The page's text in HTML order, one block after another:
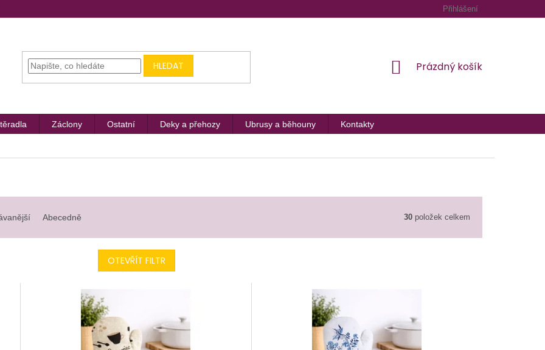
Přihlášení
HLEDAT
NÁKUPNÍ
Prázdný košík
Záclony Ostatní Deky a přehozy Ubrusy a běhouny Kontakty
Abecedně 30 položek celkem
OTEVŘÍT FILTR